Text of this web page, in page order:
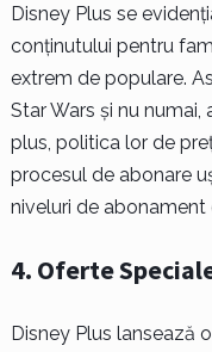
Disney Plus se
conținutului pentru
extrem de populare.
Star Wars și nu
plus, politica lor de
procesul de abonare
niveluri de
4. Oferte
Disney Plus lansează